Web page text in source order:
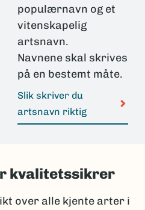
populærnavn og et
vitenskapelig
artsnavn.
Navnene skal skrives
på en bestemt måte.
Slik skriver du
artsnavn riktig
kvalitetssikrer
over alle kjente arter i